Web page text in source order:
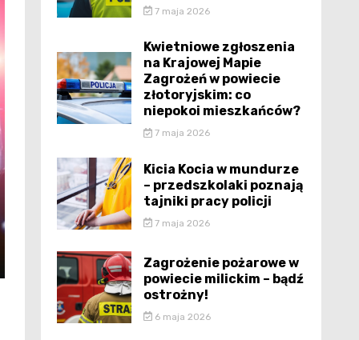
7 maja 2026
Kwietniowe zgłoszenia
na Krajowej Mapie
Zagrożeń w powiecie
złotoryjskim: co
niepokoi mieszkańców?
7 maja 2026
Kicia Kocia w mundurze
– przedszkolaki poznają
tajniki pracy policji
7 maja 2026
Zagrożenie pożarowe w
powiecie milickim – bądź
ostrożny!
6 maja 2026